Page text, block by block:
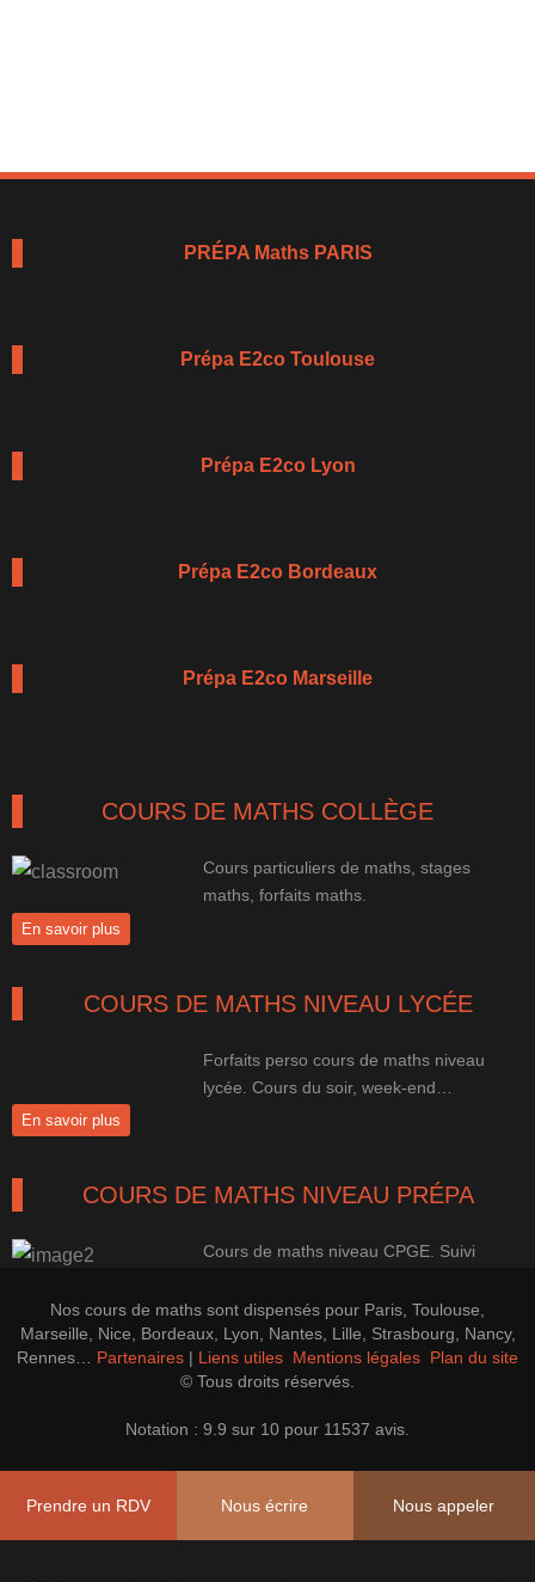
PRÉPA Maths PARIS
Prépa E2co Toulouse
Prépa E2co Lyon
Prépa E2co Bordeaux
Prépa E2co Marseille
COURS DE MATHS COLLÈGE
En savoir plus
Cours particuliers de maths, stages
maths, forfaits maths.
COURS DE MATHS NIVEAU LYCÉE
En savoir plus
Forfaits perso cours de maths niveau
lycée. Cours du soir, week-end…
COURS DE MATHS NIVEAU PRÉPA
En savoir plus
Cours de maths niveau CPGE. Suivi
efficace.
En savoir plus
Nos cours de maths sont dispensés pour Paris, Toulouse,
Marseille, Nice, Bordeaux, Lyon, Nantes, Lille, Strasbourg, Nancy,
Rennes… Partenaires | Liens utiles Mentions légales Plan du site
© Tous droits réservés.
Notation : 9.9 sur 10 pour 11537 avis.
Prendre un RDV Nous écrire Nous appeler